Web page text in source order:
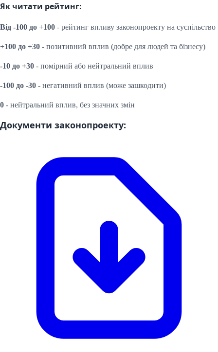
Як читати рейтинг:
Від -100 до +100 - рейтинг впливу законопроекту на суспільство
+100 до +30 - позитивний вплив (добре для людей та бізнесу)
-10 до +30 - помірний або нейтральний вплив
-100 до -30 - негативний вплив (може зашкодити)
0 - нейтральний вплив, без значних змін
Документи законопроекту: